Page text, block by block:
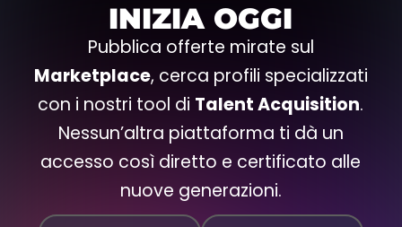
INIZIA OGGI
Pubblica offerte mirate sul
Marketplace, cerca profili specializzati
con i nostri tool di Talent Acquisition.
Nessun’altra piattaforma ti dà un
accesso così diretto e certificato alle
nuove generazioni.